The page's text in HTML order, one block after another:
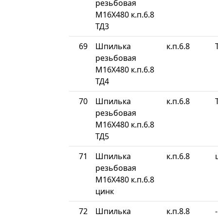
резьбовая
М16Х480 к.п.6.8
ТД3
69
Шпилька
резьбовая
М16Х480 к.п.6.8
ТД4
к.п.6.8
70
Шпилька
резьбовая
М16Х480 к.п.6.8
ТД5
к.п.6.8
71
Шпилька
резьбовая
М16Х480 к.п.6.8
цинк
к.п.6.8
72
Шпилька
к.п.8.8 -